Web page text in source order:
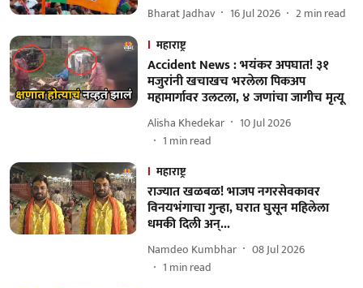
Bharat Jadhav 16 Jul 2026 2min read
महाराष्ट्र
Accident News : भयंकर अपघात! ३१
मजुरांनी खचाखच भरलेला पिकअप
महामार्गावर उलटला, ४ जणांचा जागीच मृत्यू
Alisha Khedekar
10 Jul 2026
1 min read
महाराष्ट्र
राज्यात खळबळ! भाजप नगरसेवकावर
विनयभंगाचा गुन्हा, घरात घुसून महिलेला
धमकी दिली अन्...
Namdeo Kumbhar
08 Jul 2026
1 min read